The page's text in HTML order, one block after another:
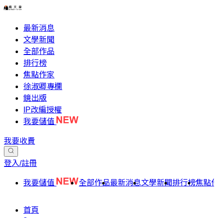
最新消息
文學新聞
全部作品
排行榜
焦點作家
徐淑卿專欄
鏡出版
IP改編授權
我要儲值
我要收費
登入/註冊
我要儲值 全部作品最新消息文學新聞排行榜焦點
首頁